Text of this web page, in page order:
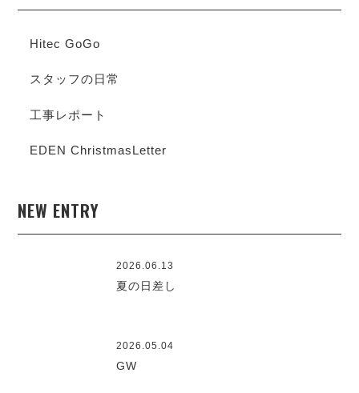
Hitec GoGo
スタッフの日常
工事レポート
EDEN ChristmasLetter
NEW ENTRY
2026.06.13
夏の日差し
2026.05.04
GW